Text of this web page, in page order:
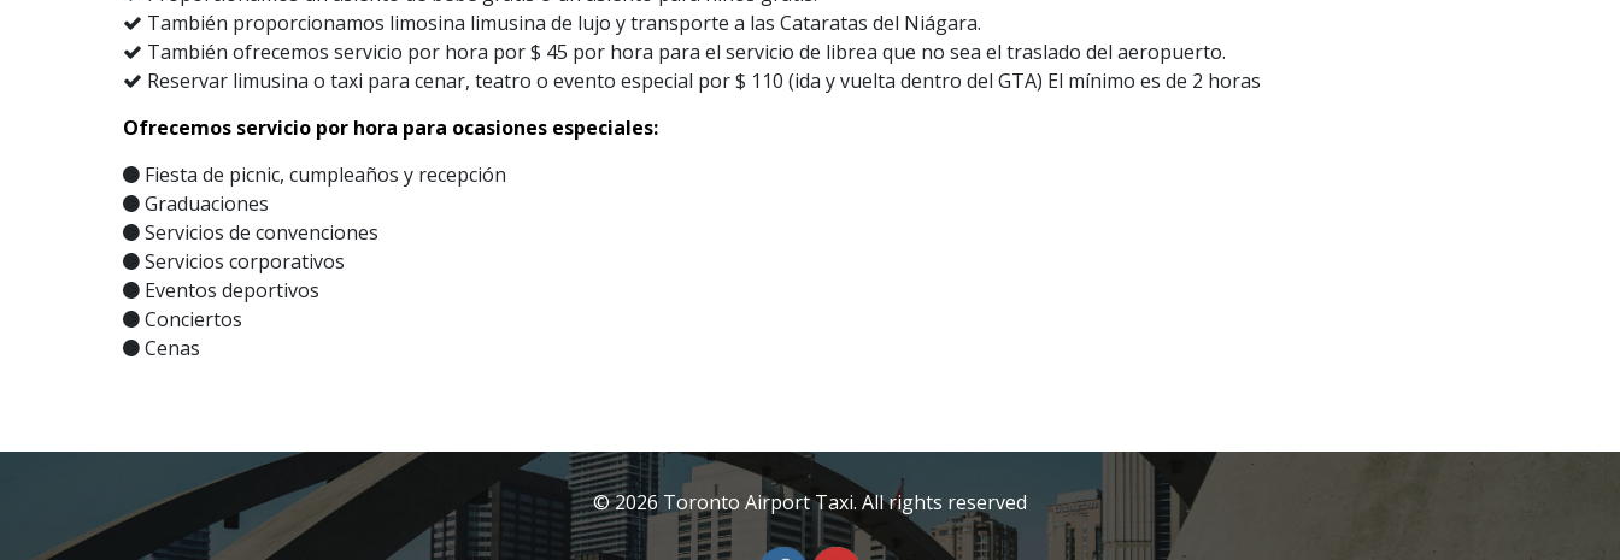
También proporcionamos limosina limusina de lujo y transporte a las Cataratas del Niágara.
También ofrecemos servicio por hora por $ 45 por hora para el servicio de librea que no sea el traslado del aeropuerto.
Reservar limusina o taxi para cenar, teatro o evento especial por $ 110 (ida y vuelta dentro del GTA) El mínimo es de 2 horas
Ofrecemos servicio por hora para ocasiones especiales:
Fiesta de picnic, cumpleaños y recepción
Graduaciones
Servicios de convenciones
Servicios corporativos
Eventos deportivos
Conciertos
Cenas
© 2026 Toronto Airport Taxi. All rights reserved